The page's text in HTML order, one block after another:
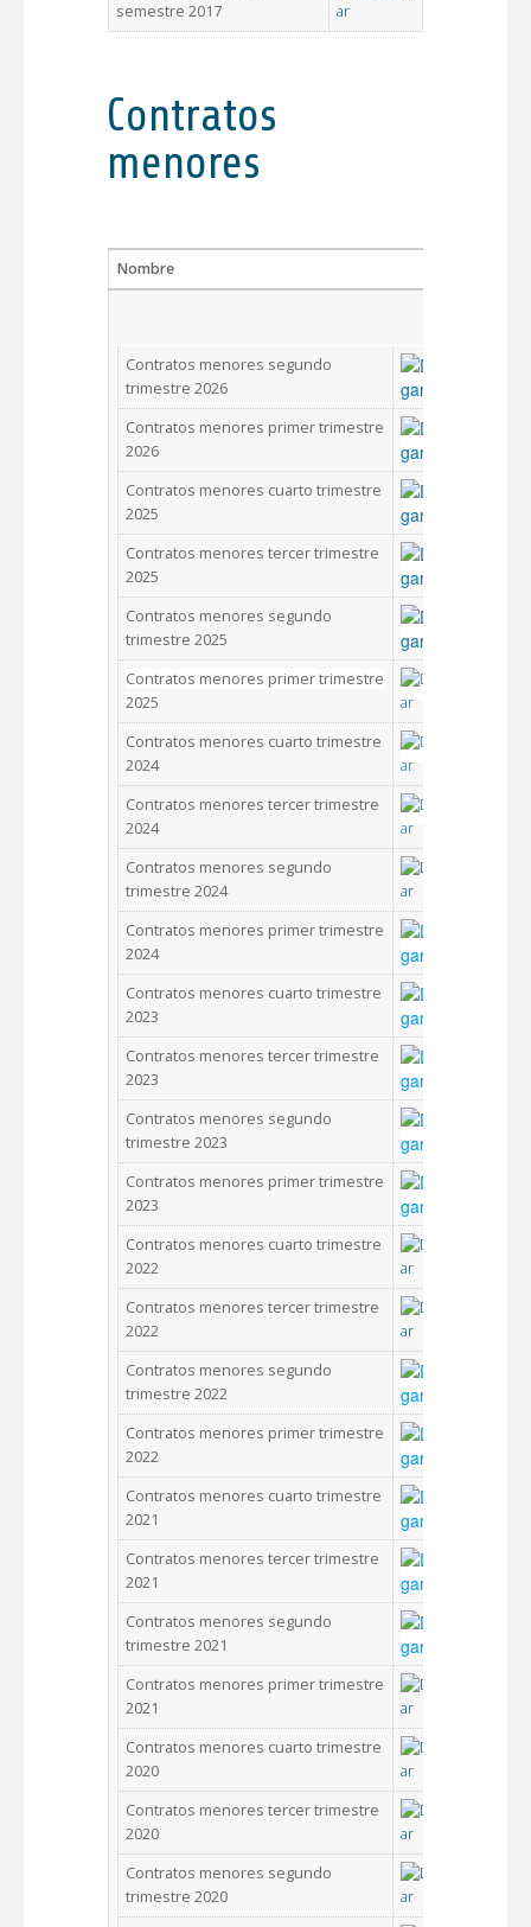
semestre 2017
Contratos
menores
Nombre
Contratos menores segundo
trimestre 2026
Contratos menores primer trimestre
2026
Contratos menores cuarto trimestre
2025
Contratos menores tercer trimestre
2025
Contratos menores segundo
trimestre 2025
Contratos menores primer trimestre
2025
Contratos menores cuarto trimestre
2024
Contratos menores tercer trimestre
2024
Contratos menores segundo
trimestre 2024
Contratos menores primer trimestre
2024
Contratos menores cuarto trimestre
2023
Contratos menores tercer trimestre
2023
Contratos menores segundo
trimestre 2023
Contratos menores primer trimestre
2023
Contratos menores cuarto trimestre
2022
Contratos menores tercer trimestre
2022
Contratos menores segundo
trimestre 2022
Contratos menores primer trimestre
2022
Contratos menores cuarto trimestre
2021
Contratos menores tercer trimestre
2021
Contratos menores segundo
trimestre 2021
Contratos menores primer trimestre
2021
Contratos menores cuarto trimestre
2020
Contratos menores tercer trimestre
2020
Contratos menores segundo
trimestre 2020